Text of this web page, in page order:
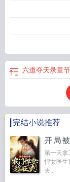
六道夺天录章
完结小说推荐
开局
第一天拿
悍女医生
夫...